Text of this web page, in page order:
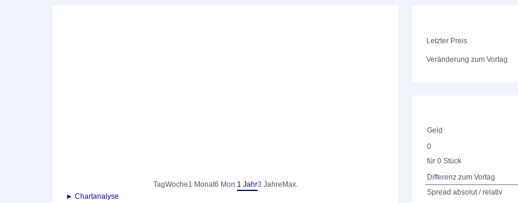
TagWoche1 Monat6 Mon.1 Jahr3 Jahre Max.
► Chartanalyse
Letzter Preis
Veränderung zum Vortag
Geld
0
für 0 Stück
Differenz zum Vortag
Spread absolut / relativ